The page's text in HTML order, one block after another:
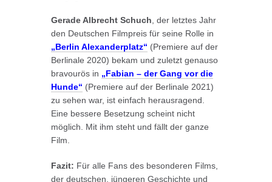
Gerade Albrecht Schuch , der letztes Jahr
den Deutschen Filmpreis für seine Rolle in
„Berlin Alexanderplatz“ (Premiere auf der
Berlinale 2020) bekam und zuletzt genauso
bravourös in „Fabian – der Gang vor die
Hunde“ (Premiere auf der Berlinale 2021)
zu sehen war, ist einfach herausragend.
Eine bessere Besetzung scheint nicht
möglich. Mit ihm steht und fällt der ganze
Film.
Fazit: Für alle Fans des besonderen Films,
der deutschen, jüngeren Geschichte und